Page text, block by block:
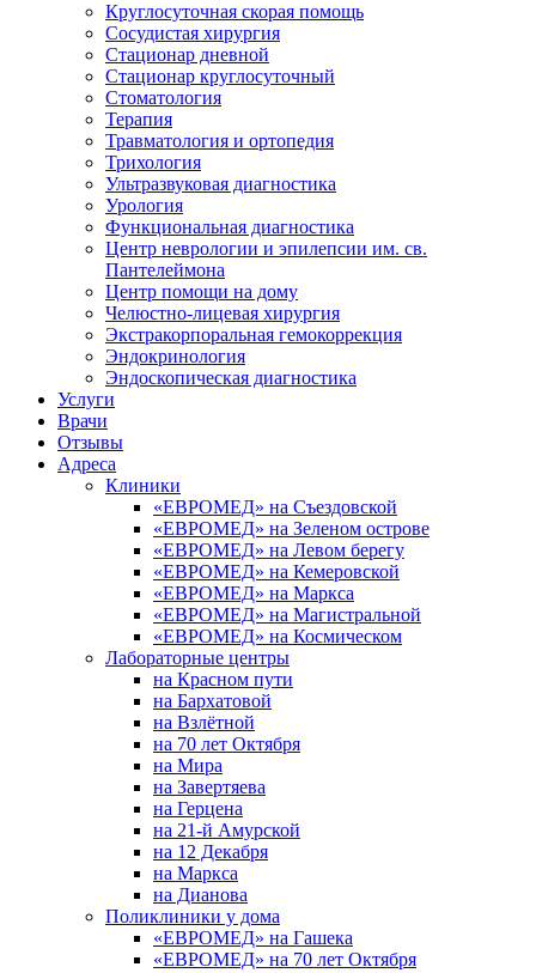
Круглосуточная скорая помощь
Сосудистая хирургия
Стационар дневной
Стационар круглосуточный
Стоматология
Терапия
Травматология и ортопедия
Трихология
Ультразвуковая диагностика
Урология
Функциональная диагностика
Центр неврологии и эпилепсии им. св.
Пантелеймона
Центр помощи на дому
Челюстно-лицевая хирургия
Экстракорпоральная гемокоррекция
Эндокринология
Эндоскопическая диагностика
Услуги
Врачи
Отзывы
Адреса
Клиники
«ЕВРОМЕД» на Съездовской
«ЕВРОМЕД» на Зеленом острове
«ЕВРОМЕД» на Левом берегу
«ЕВРОМЕД» на Кемеровской
«ЕВРОМЕД» на Маркса
«ЕВРОМЕД» на Магистральной
«ЕВРОМЕД» на Космическом
Лабораторные центры
на Красном пути
на Бархатовой
на Взлётной
на 70 лет Октября
на Мира
на Завертяева
на Герцена
на 21-й Амурской
на 12 Декабря
на Маркса
на Дианова
Поликлиники у дома
«ЕВРОМЕД» на Гашека
«ЕВРОМЕД» на 70 лет Октября